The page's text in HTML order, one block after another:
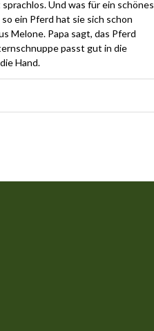
Und was für ein schönes
ein Pferd hat sie sich schon
Melone. Papa sagt, das Pferd
passt gut in die
Hand.